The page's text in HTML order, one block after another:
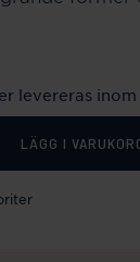
levereras
LÄGG I